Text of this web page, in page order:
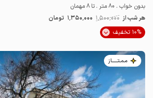
بدون خواب . 80 متر . تا 8 مهمان
هر شب از 1٬500٬000 1٬350٬000 تومان
10% تخفیف
مـمـتــــــاز